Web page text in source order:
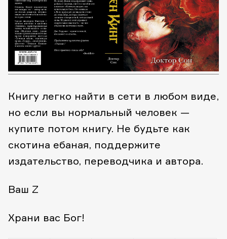
Книгу легко найти в сети в любом виде,
но если вы нормальный человек —
купите потом книгу. Не будьте как
скотина ебаная, поддержите
издательство, переводчика и автора.
Ваш Z
Храни вас Бог!